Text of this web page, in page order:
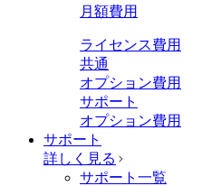
月額費用
ライセンス費用
共通
オプション費用
サポート
オプション費用
サポート
詳しく見る
サポート一覧